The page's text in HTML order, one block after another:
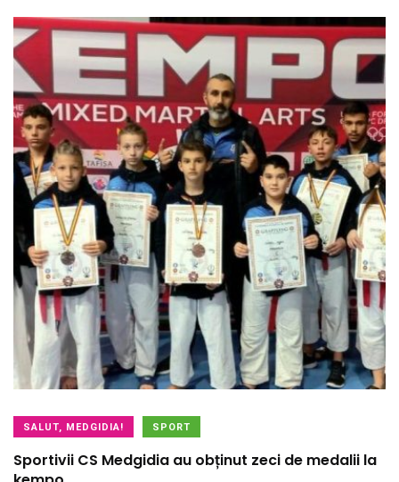
SALUT, MEDGIDIA! SPORT
Sportivii CS Medgidia au obținut zeci de medalii la